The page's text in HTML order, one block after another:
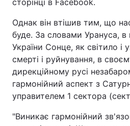
Однак він втішив тим, що
буде. За словами Урануса, в
України Сонце, як світило і
смерті і руйнування, в
дирекційному русі
гармонійний аспект з
управителем 1 сектора
"Виникає гармонійний